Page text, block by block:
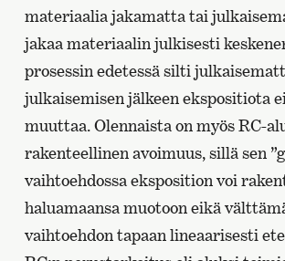
materiaalia jakamatta tai
jakaa materiaalin julkisesti
prosessin edetessä silti
julkaisemisen jälkeen ekspositiota
muuttaa. Olennaista on myös RC-
rakenteellinen avoimuus, sillä sen
vaihtoehdossa eksposition voi
haluamaansa muotoon eikä
vaihtoehdon tapaan lineaarisesti